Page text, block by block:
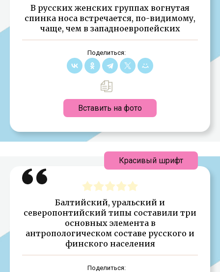
В русских женских группах вогнутая
спинка носа встречается, по-видимому,
чаще, чем в западноевропейских
Поделиться:
Вставить на фото
Балтийский, уральский и
северопонтийский типы составили три
основных элемента в
антропологическом составе русского и
финского населения
Поделиться:
Красивый шрифт